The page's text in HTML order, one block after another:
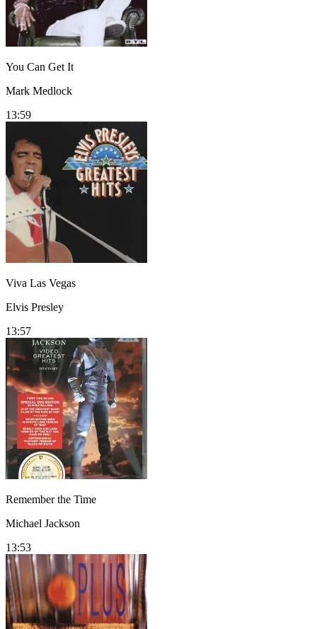
You Can Get It
Mark Medlock
13:59
Viva Las Vegas
Elvis Presley
13:57
Remember the Time
Michael Jackson
13:53